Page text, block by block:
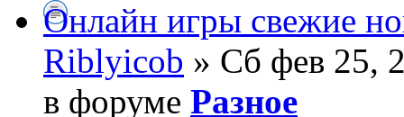
Онлайн игры свежие
Riblyicob » Сб фев 25,
в форуме Разное